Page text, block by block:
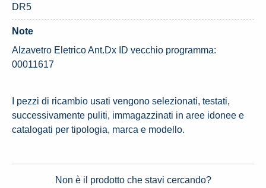
DR5
Note
Alzavetro Eletrico Ant.Dx ID vecchio programma:
00011617
I pezzi di ricambio usati vengono selezionati, testati,
successivamente puliti, immagazzinati in aree idonee e
catalogati per tipologia, marca e modello.
Non è il prodotto che stavi cercando?